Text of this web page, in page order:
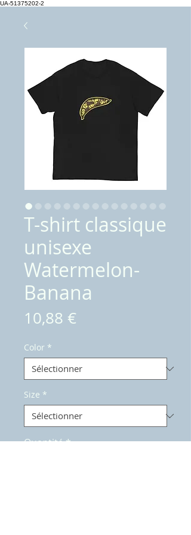
UA-51375202-2
T-shirt classique
unisexe
Watermelon-
Banana
10,88 €Prix
Color *
Size *
Quantité*